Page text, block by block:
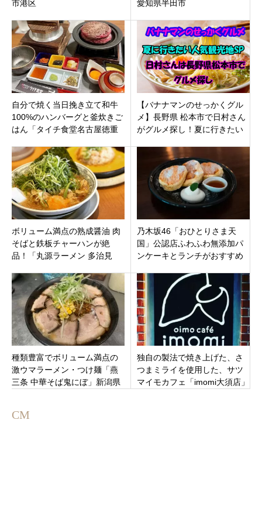
市港区 愛知県半田市
自分で焼く当日挽き立て和牛
100%のハンバーグと釜炊きご
はん「タイチ食堂名古屋徳重
にオープン
【バナナマンのせっかくグル
メ】長野県 松本市で日村さん
がグルメ探し！夏に行きたい
店まとめ。
ボリューム満点の熟成醤油 肉
そばと鉄板チャーハンが絶
品！「丸源ラーメン 多治見
乃木坂46「おひとりさま天
国」公認店ふわふわ無添加パ
ンケーキとランチがおすすめ
にオープン
種類豊富でボリューム満点の
激ウマラーメン・つけ麺「燕
三条 中華そば鬼にぼ」新潟県
独自の製法で焼き上げた、さ
つまミライを使用した、サツ
マイモカフェ「imomi大須店」
CM